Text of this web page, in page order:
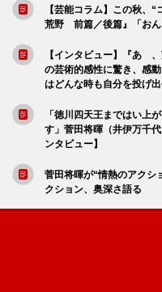
【芸能コラム】この秋、“
荒野 前篇／後篇』「お
【インタビュー】『あゝ
の芸術的感性に驚き、感
はどんな時も自分を投げ出
「徳川四天王まではい上
す」菅田将暉（井伊万千
ンタビュー】
菅田将暉が“情熱のアク
クション、奥深さ語る